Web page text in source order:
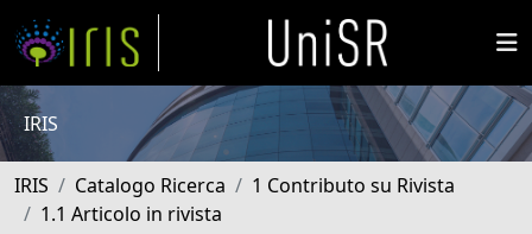
IRIS
IRIS Catalogo Ricerca
1 Contributo su Rivista
1.1 Articolo in rivista